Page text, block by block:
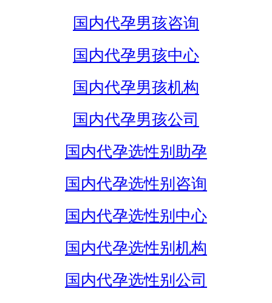
国内代孕男孩咨询
国内代孕男孩中心
国内代孕男孩机构
国内代孕男孩公司
国内代孕选性别助孕
国内代孕选性别咨询
国内代孕选性别中心
国内代孕选性别机构
国内代孕选性别公司